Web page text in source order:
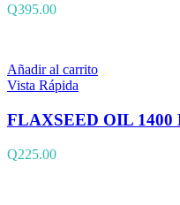
Q395.00
Añadir al carrito
Vista Rápida
FLAXSEED OIL
Q225.00